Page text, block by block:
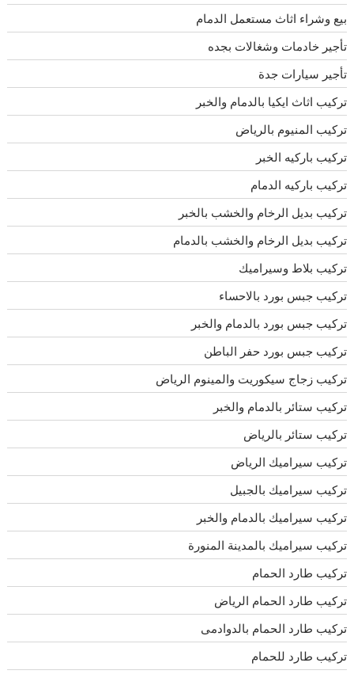
بيع وشراء اثاث مستعمل الدمام
تأجير خادمات وشغالات بجده
تأجير سيارات جدة
تركيب اثاث ايكيا بالدمام والخبر
تركيب المنيوم بالرياض
تركيب باركيه الخبر
تركيب باركيه الدمام
تركيب بديل الرخام والخشب بالخبر
تركيب بديل الرخام والخشب بالدمام
تركيب بلاط وسيراميك
تركيب جبس بورد بالاحساء
تركيب جبس بورد بالدمام والخبر
تركيب جبس بورد حفر الباطن
تركيب زجاج سيكوريت والمينوم الرياض
تركيب ستائر بالدمام والخبر
تركيب ستائر بالرياض
تركيب سيراميك الرياض
تركيب سيراميك بالجبيل
تركيب سيراميك بالدمام والخبر
تركيب سيراميك بالمدينة المنورة
تركيب طارد الحمام
تركيب طارد الحمام الرياض
تركيب طارد الحمام بالدوادمى
تركيب طارد للحمام